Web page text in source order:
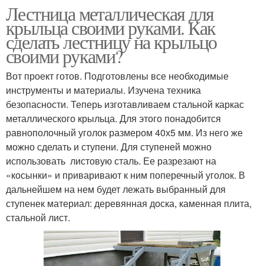
Лестница металлическая для
крыльца своими руками. Как
сделать лестницу на крыльцо
своими руками?
Вот проект готов. Подготовлены все необходимые
инструменты и материалы. Изучена техника
безопасности. Теперь изготавливаем стальной каркас
металлического крыльца. Для этого понадобится
равнополочный уголок размером 40х5 мм. Из него же
можно сделать и ступени. Для ступеней можно
использовать листовую сталь. Ее разрезают на
«косынки» и приваривают к ним поперечный уголок. В
дальнейшем на нем будет лежать выбранный для
ступенек материал: деревянная доска, каменная плита,
стальной лист.